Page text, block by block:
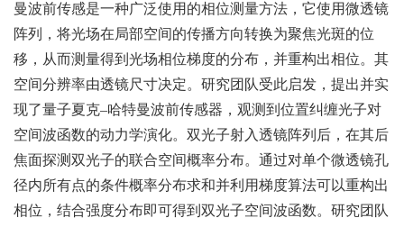
曼波前传感是一种广泛使用的相位测量方法，它使用微透镜
阵列，将光场在局部空间的传播方向转换为聚焦光斑的位
移，从而测量得到光场相位梯度的分布，并重构出相位。其
空间分辨率由透镜尺寸决定。研究团队受此启发，提出并实
现了量子夏克–哈特曼波前传感器，观测到位置纠缠光子对
空间波函数的动力学演化。双光子射入透镜阵列后，在其后
焦面探测双光子的联合空间概率分布。通过对单个微透镜孔
径内所有点的条件概率分布求和并利用梯度算法可以重构出
相位，结合强度分布即可得到双光子空间波函数。研究团队